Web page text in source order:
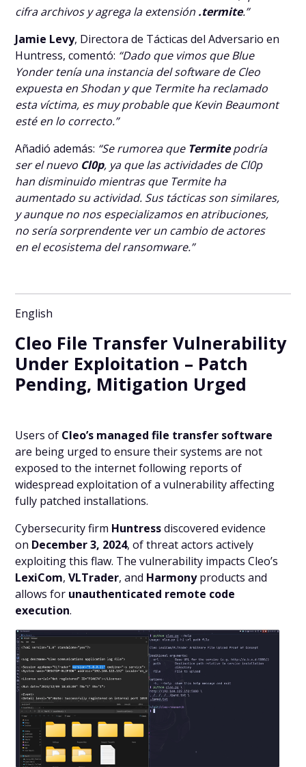
cifra archivos y agrega la extensión .termite.”
Jamie Levy, Directora de Tácticas del Adversario en
Huntress, comentó: “Dado que vimos que Blue
Yonder tenía una instancia del software de Cleo
expuesta en Shodan y que Termite ha reclamado
esta víctima, es muy probable que Kevin Beaumont
esté en lo correcto.”
Añadió además: “Se rumorea que Termitepodría
ser el nuevo Cl0p, ya que las actividades de Cl0p
han disminuido mientras que Termite ha
aumentado su actividad. Sus tácticas son similares,
y aunque no nos especializamos en atribuciones,
no sería sorprendente ver un cambio de actores
en el ecosistema del ransomware.”
English
Cleo File Transfer Vulnerability
Under Exploitation – Patch
Pending, Mitigation Urged
Users of Cleo’s managed file transfer software
are being urged to ensure their systems are not
exposed to the internet following reports of
widespread exploitation of a vulnerability affecting
fully patched installations.
Cybersecurity firm Huntressdiscovered evidence
on December 3, 2024, of threat actors actively
exploiting this flaw. The vulnerability impacts Cleo’s
LexiCom,VLTrader, and Harmonyproducts and
allows for unauthenticated remote code
execution.